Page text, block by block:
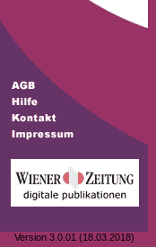
Version 3.0.01 (18.03.2018)